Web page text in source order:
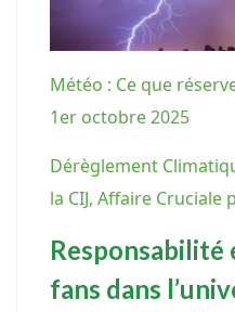
Météo : Ce que
1er octobre 2025
Dérèglement
la CIJ, Affaire Cruciale
Responsabilité
fans dans